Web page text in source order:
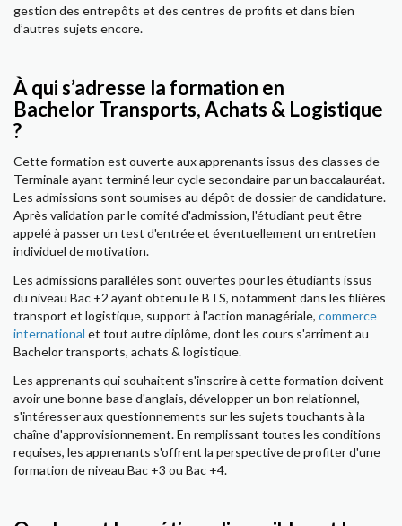
gestion des entrepôts et des centres de profits et dans bien
d’autres sujets encore.
À qui s’adresse la formation en
Bachelor Transports, Achats & Logistique
?
Cette formation est ouverte aux apprenants issus des classes de
Terminale ayant terminé leur cycle secondaire par un baccalauréat.
Les admissions sont soumises au dépôt de dossier de candidature.
Après validation par le comité d'admission, l'étudiant peut être
appelé à passer un test d'entrée et éventuellement un entretien
individuel de motivation.
Les admissions parallèles sont ouvertes pour les étudiants issus
du niveau Bac +2 ayant obtenu le BTS, notamment dans les filières
transport et logistique, support à l'action managériale, commerce
international et tout autre diplôme, dont les cours s'arriment au
Bachelor transports, achats & logistique.
Les apprenants qui souhaitent s'inscrire à cette formation doivent
avoir une bonne base d'anglais, développer un bon relationnel,
s'intéresser aux questionnements sur les sujets touchants à la
chaîne d'approvisionnement. En remplissant toutes les conditions
requises, les apprenants s'offrent la perspective de profiter d'une
formation de niveau Bac +3 ou Bac +4.